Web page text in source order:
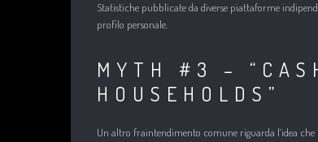
Statistiche pubblicate da diverse piattaforme
profilo personale.
MYTH #3 –
HOUSEHOLDS”
Un altro fraintendimento comune riguarda l’idea